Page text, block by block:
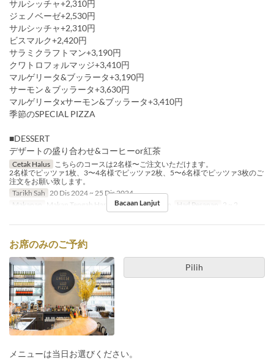
サルシッチャ+2,310円
ジェノベーゼ+2,530円
サルシッチャ+2,310円
ビスマルク+2,420円
サラミクラフトマン+3,190円
クワトロフォルマッジ+3,410円
マルゲリータ&ブッラータ+3,190円
サーモン＆ブッラータ+3,630円
マルゲリータxサーモン&ブッラータ+3,410円
季節のSPECIAL PIZZA
■DESSERT
デザートの盛り合わせ&コーヒーor紅茶
Cetak Halus
こちらのコースは2名様〜ご注文いただけます。
2名様でピッツァ1枚、3〜4名様でピッツァ2枚、5〜6名様でピッツァ3枚のご
注文をお願い致します。
Tarikh Sah 20 Dis 2024 ~ 25 Dis 2024
Makanan
Makan Tengah Hari, Teh, Makan Malam Had Pesanan 2 ~ 2
Bacaan Lanjut
お席のみのご予約
Pilih
メニューは当日お選びください。